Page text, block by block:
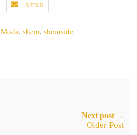
SEND
Moda, shein, sheinside
Next post →
Older Post